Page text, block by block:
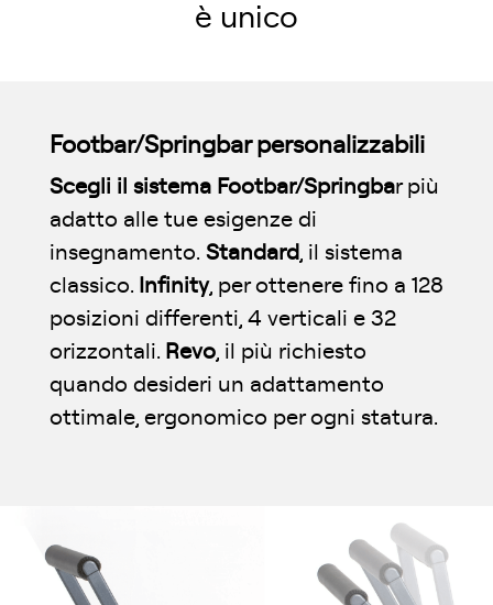
è unico
Footbar/Springbar personalizzabili
Scegli il sistema Footbar/Springbar più
adatto alle tue esigenze di
insegnamento. Standard, il sistema
classico. Infinity, per ottenere fino a 128
posizioni differenti, 4 verticali e 32
orizzontali. Revo, il più richiesto
quando desideri un adattamento
ottimale, ergonomico per ogni statura.